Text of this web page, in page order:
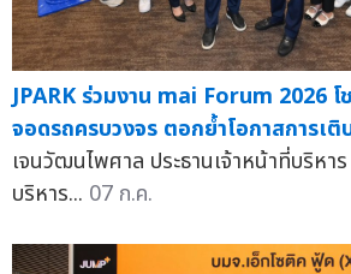
JPARK ร่วมงาน mai Forum 2026
จอดรถครบวงจร ตอกย้ำโอกาสการเติ
เจนวัฒนไพศาล ประธานเจ้าหน้าที่บริห
บริหาร... 07 ก.ค.